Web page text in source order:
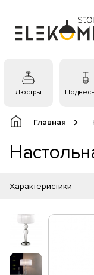
Люстры
Главная
Характеристики